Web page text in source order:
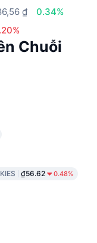
₫
0.34%
Chuỗi
₫56.62 0.48%